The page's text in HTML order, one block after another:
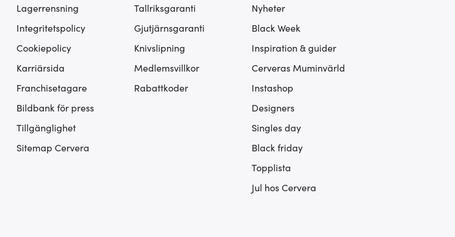
Lagerrensning
Integritetspolicy
Cookiepolicy
Karriärsida
Franchisetagare
Bildbank för press
Tillgänglighet
Sitemap Cervera
Tallriksgaranti
Gjutjärnsgaranti
Knivslipning
Medlemsvillkor
Rabattkoder
Nyheter
Black Week
Inspiration & guider
Cerveras Muminvärld
Instashop
Designers
Singles day
Black friday
Topplista
Jul hos Cervera